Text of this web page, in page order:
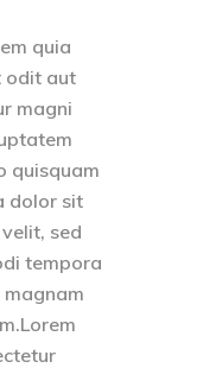
quia
odit aut
magni
quisquam
dolor sit
sed
tempora